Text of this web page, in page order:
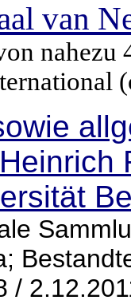
van
nahezu
Heinrich
/